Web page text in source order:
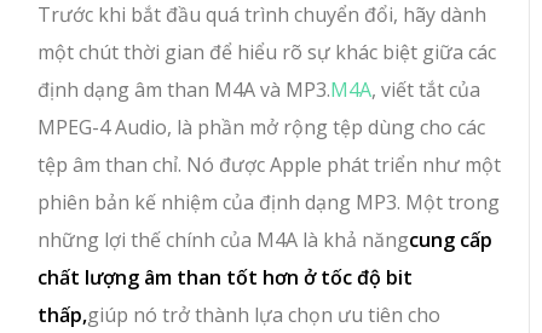
Trước khi bắt đầu quá trình chuyển đổi, hãy dành
một chút thời gian để hiểu rõ sự khác biệt giữa các
định dạng âm than M4A và MP3.M4A, viết tắt của
MPEG-4 Audio, là phần mở rộng tệp dùng cho các
tệp âm than chỉ. Nó được Apple phát triển như một
phiên bản kế nhiệm của định dạng MP3. Một trong
những lợi thế chính của M4A là khả năngcung cấp
chất lượng âm than tốt hơn ở tốc độ bit
thấp,giúp nó trở thành lựa chọn ưu tiên cho